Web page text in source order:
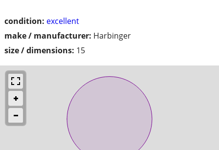
condition: excellent
make / manufacturer: Harbinger
size / dimensions: 15